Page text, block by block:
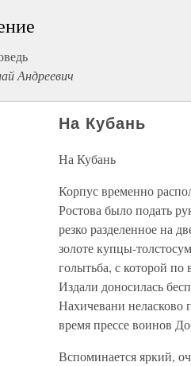
Андреевич
На Кубань
На Кубань
Корпус временно
Ростова было подать
резко разделенное на
золоте купцы-
голытьба, с которой
Издали доносилась
Нахичевани неласково
время прессе воинов
Вспоминается яркий,